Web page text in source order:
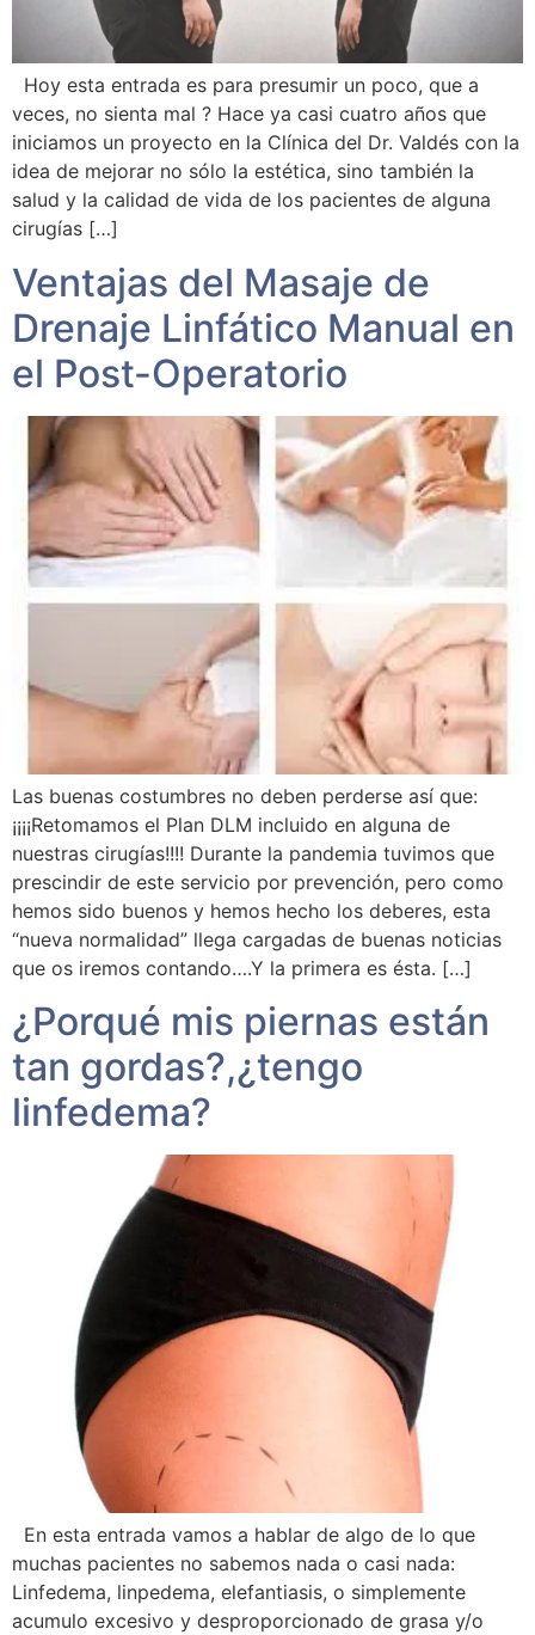
Hoy esta entrada es para presumir un poco, que a
veces, no sienta mal ? Hace ya casi cuatro años que
iniciamos un proyecto en la Clínica del Dr. Valdés con la
idea de mejorar no sólo la estética, sino también la
salud y la calidad de vida de los pacientes de alguna
cirugías […]
Ventajas del Masaje de
Drenaje Linfático Manual en
el Post-Operatorio
Las buenas costumbres no deben perderse así que:
¡¡¡¡Retomamos el Plan DLM incluido en alguna de
nuestras cirugías!!!! Durante la pandemia tuvimos que
prescindir de este servicio por prevención, pero como
hemos sido buenos y hemos hecho los deberes, esta
“nueva normalidad” llega cargadas de buenas noticias
que os iremos contando….Y la primera es ésta. […]
¿Porqué mis piernas están
tan gordas?,¿tengo
linfedema?
En esta entrada vamos a hablar de algo de lo que
muchas pacientes no sabemos nada o casi nada:
Linfedema, linpedema, elefantiasis, o simplemente
acumulo excesivo y desproporcionado de grasa y/o